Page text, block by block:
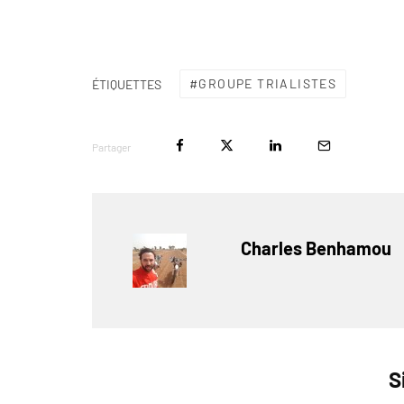
ÉTIQUETTES GROUPE TRIALISTES
Partager
Charles Benhamou